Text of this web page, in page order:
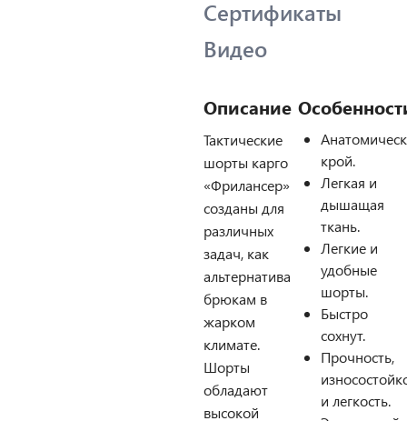
Сертификаты
Видео
Описание
Тактические
шорты карго
«Фрилансер»
созданы для
различных
задач, как
альтернатива
брюкам в
жарком
климате.
Шорты
обладают
высокой
крой.
Легкая и
дышащая
ткань.
Легкие и
удобные
шорты.
Быстро
сохнут.
Прочность,
и легкость.